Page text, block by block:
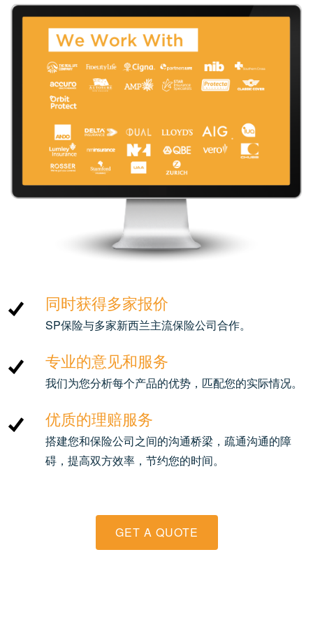
同时获得多家报价
SP保险与多家新西兰主流保险公司合作。
专业的意见和服务
我们为您分析每个产品的优势，匹配您的实际情况。
优质的理赔服务
搭建您和保险公司之间的沟通桥梁，疏通沟通的障
碍，提高双方效率，节约您的时间。
GET A QUOTE